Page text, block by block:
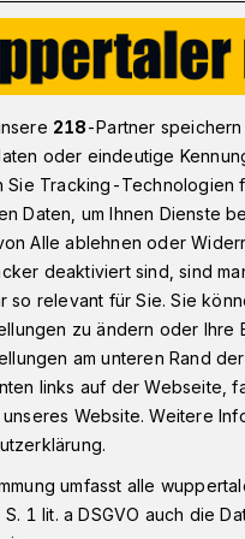
trifft Immobilien im Tal
trifft
besitzen und
Fragezeichen.
Rundschau, was
218-Partner
oder eindeutige
Sie Tracking-Technologien
Daten, um Ihnen Dienste
Alle ablehnen oder
deaktiviert sind, sind
so relevant für Sie. Sie
zu ändern oder
am unteren Rand
links auf der Webseite,
Website. Weitere
umfasst alle
1 lit. a DSGVO auch die